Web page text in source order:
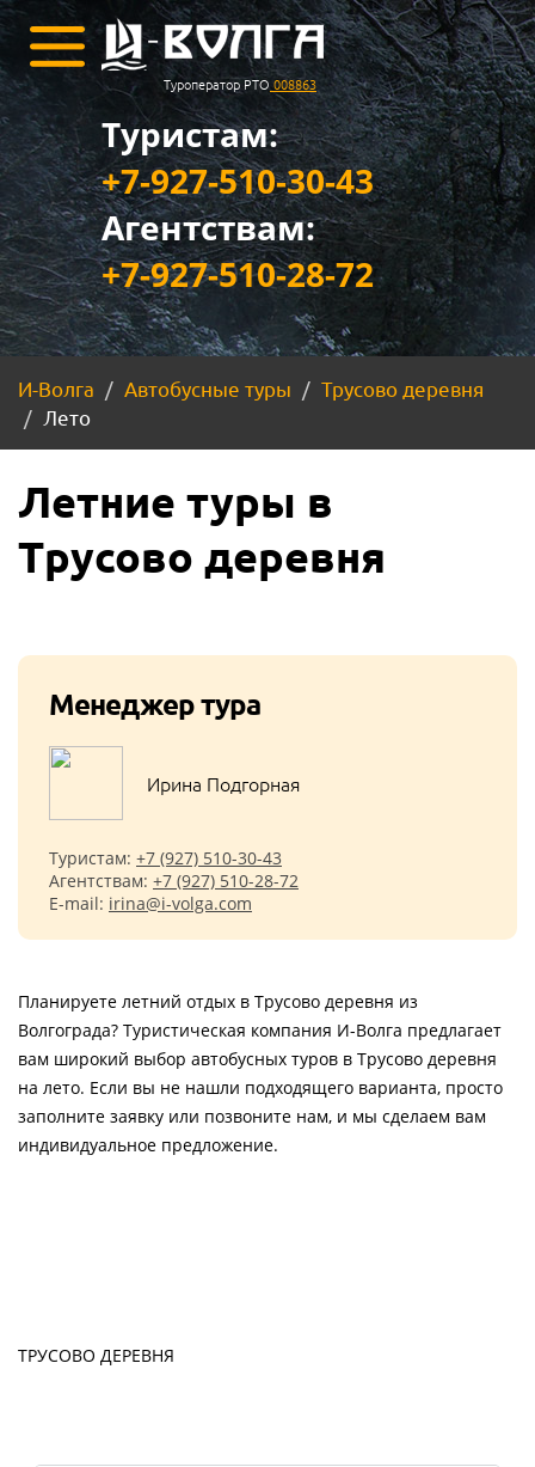
Туроператор РТО 008863
Туристам:
+7-927-510-30-43
Агентствам:
+7-927-510-28-72
И-Волга Автобусные туры
Трусово деревня
Лето
Летние туры в
Трусово деревня
Менеджер тура
Ирина Подгорная
Туристам: +7 (927) 510-30-43
Агентствам: +7 (927) 510-28-72
E-mail: irina@i-volga.com
Планируете летний отдых в Трусово деревня из
Волгограда? Туристическая компания И-Волга предлагает
вам широкий выбор автобусных туров в Трусово деревня
на лето. Если вы не нашли подходящего варианта, просто
заполните заявку или позвоните нам, и мы сделаем вам
индивидуальное предложение.
ТРУСОВО ДЕРЕВНЯ